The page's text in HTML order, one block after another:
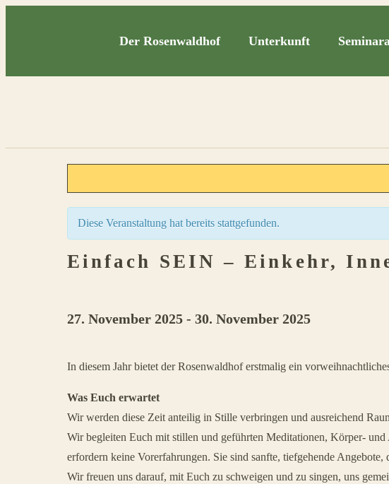
Der Rosenwaldhof Unterkunft
Diese Veranstaltung hat bereits stattgefunden.
Einfach SEIN – Einkehr,
27. November 2025 - 30. November 2025
Veranstaltung
In diesem Jahr bietet der Rosenwaldhof erstmalig ein
Was Euch erwartet
Wir werden diese Zeit anteilig in Stille verbringen und ausreichend
Wir begleiten Euch mit stillen und geführten Meditationen, Körper-
erfordern keine Vorerfahrungen. Sie sind sanfte, tiefgehende
Wir freuen uns darauf, mit Euch zu schweigen und zu singen, uns